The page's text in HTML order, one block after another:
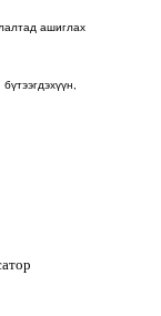
ашиглах